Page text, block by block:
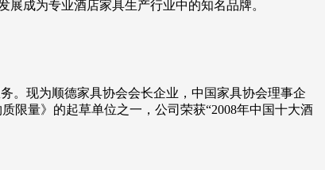
成为专业酒店家具生产行业中的知名品牌。
。现为顺德家具协会会长企业，中国家具协会理事企
限量》的起草单位之一，公司荣获“2008年中国十大酒